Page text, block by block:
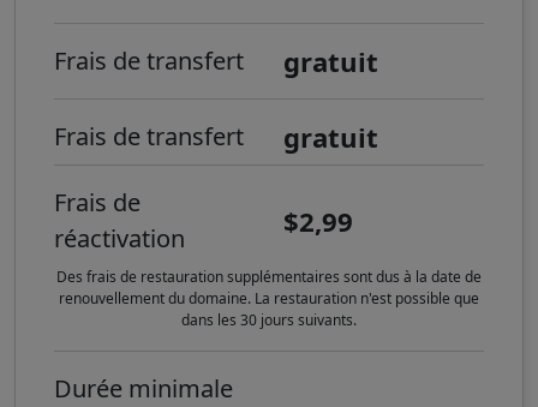
Frais de transfert gratuit
Frais de transfert gratuit
Frais de
réactivation
$2,99
Des frais de restauration supplémentaires sont dus à la date de
renouvellement du domaine. La restauration n'est possible que
dans les 30 jours suivants.
Durée minimale